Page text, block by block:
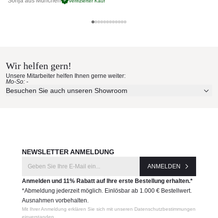
Erleben Sie unsere Stoffe und Materialien ganz in Ruhe in
Ihren eigenen vier Wänden.
Aktuelle Originalstoffe des Herstellers
Wir helfen gern!
Unsere Mitarbeiter helfen Ihnen gerne weiter:
Mo-So: -
Besuchen Sie auch unseren Showroom
NEWSLETTER ANMELDUNG
ANMELDEN
Anmelden und 11% Rabatt auf Ihre erste Bestellung erhalten.*
*Abmeldung jederzeit möglich. Einlösbar ab 1.000 € Bestellwert.
Ausnahmen vorbehalten.
Mit Ihrer Anmeldung erklären Sie sich mit unseren Datenschutzbestimmungen
einverstanden.